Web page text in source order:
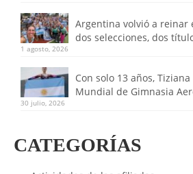
Argentina volvió a reinar
dos selecciones, dos
1 agosto, 2026
Con solo 13 años,
Mundial de Gimnasia
30 julio, 2026
CATEGORÍAS